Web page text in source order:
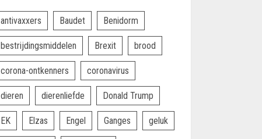
antivaxxers Baudet Benidorm
bestrijdingsmiddelen Brexit brood
corona-ontkenners coronavirus
dieren dierenliefde Donald Trump
EK Elzas Engel Ganges geluk